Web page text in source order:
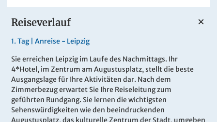
Reiseverlauf
1. Tag | Anreise - Leipzig
Sie erreichen Leipzig im Laufe des Nachmittags. Ihr
4*Hotel, im Zentrum am Augustusplatz, stellt die beste
Ausgangslage für Ihre Aktivitäten dar. Nach dem
Zimmerbezug erwartet Sie Ihre Reiseleitung zum
geführten Rundgang. Sie lernen die wichtigsten
Sehenswürdigkeiten wie den beeindruckenden